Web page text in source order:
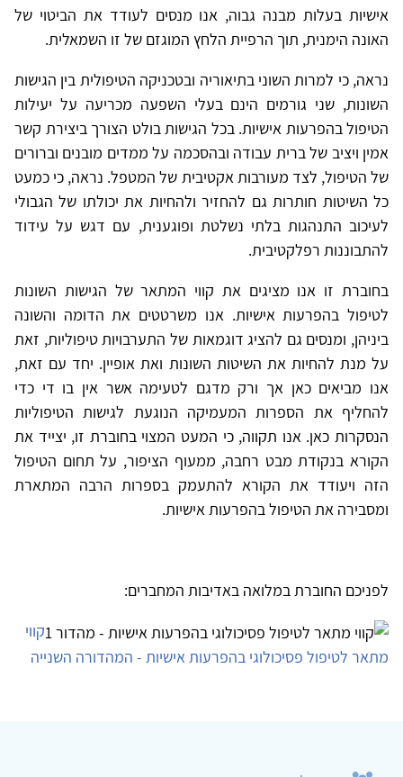
אישיות בעלות מבנה גבוה, אנו מנסים לעודד את הביטוי של
האונה הימנית, תוך הרפיית הלחץ המוגזם של זו השמאלית.
נראה, כי למרות השוני בתיאוריה ובטכניקה הטיפולית בין הגישות
השונות, שני גורמים הינם בעלי השפעה מכריעה על יעילות
הטיפול בהפרעות אישיות. בכל הגישות בולט הצורך ביצירת קשר
אמין ויציב של ברית עבודה ובהסכמה על ממדים מובנים וברורים
של הטיפול, לצד מעורבות אקטיבית של המטפל. נראה, כי כמעט
כל השיטות חותרות גם להחזיר ולהחיות את יכולתו של הגבולי
לעיכוב התנהגות בלתי נשלטת ופוגענית, עם דגש על עידוד
להתבוננות רפלקטיבית.
בחוברת זו אנו מציגים את קווי המתאר של הגישות השונות
לטיפול בהפרעות אישיות. אנו משרטטים את הדומה והשונה
ביניהן, ומנסים גם להציג דוגמאות של התערבויות טיפוליות, זאת
על מנת להחיות את השיטות השונות ואת אופיין. יחד עם זאת,
אנו מביאים כאן אך ורק מדגם לטעימה אשר אין בו די כדי
להחליף את הספרות המעמיקה הנוגעת לגישות הטיפוליות
הנסקרות כאן. אנו תקווה, כי המעט המצוי בחוברת זו, יצייד את
הקורא בנקודת מבט רחבה, ממעוף הציפור, על תחום הטיפול
הזה ויעודד את הקורא להתעמק בספרות הרבה המתארת
ומסבירה את הטיפול בהפרעות אישיות.
לפניכם החוברת במלואה באדיבות המחברים:
קווי
מתאר לטיפול פסיכולוגי בהפרעות אישיות - המהדורה השנייה